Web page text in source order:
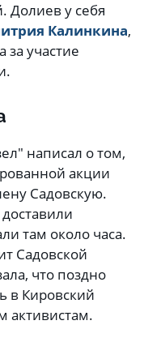
Долиев у себя
Калинкина,
за участие
написал о том,
акции
Садовскую.
там около часа.
Садовской
что поздно
в Кировский
активистам.